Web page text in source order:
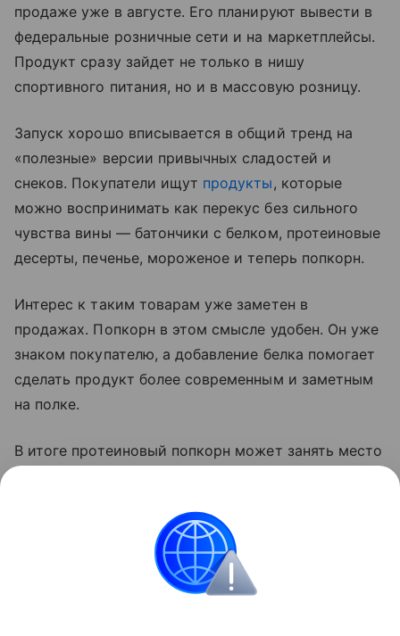
продаже уже в августе. Его планируют вывести в
федеральные розничные сети и на маркетплейсы.
Продукт сразу зайдет не только в нишу
спортивного питания, но и в массовую розницу.
Запуск хорошо вписывается в общий тренд на
«полезные» версии привычных сладостей и
снеков. Покупатели ищут продукты, которые
можно воспринимать как перекус без сильного
чувства вины — батончики с белком, протеиновые
десерты, печенье, мороженое и теперь попкорн.
Интерес к таким товарам уже заметен в
продажах. Попкорн в этом смысле удобен. Он уже
знаком покупателю, а добавление белка помогает
сделать продукт более современным и заметным
на полке.
В итоге протеиновый попкорн может занять место
тренировки, но и для работы, дороги, просмотра
фильма или быстрогоперекуса